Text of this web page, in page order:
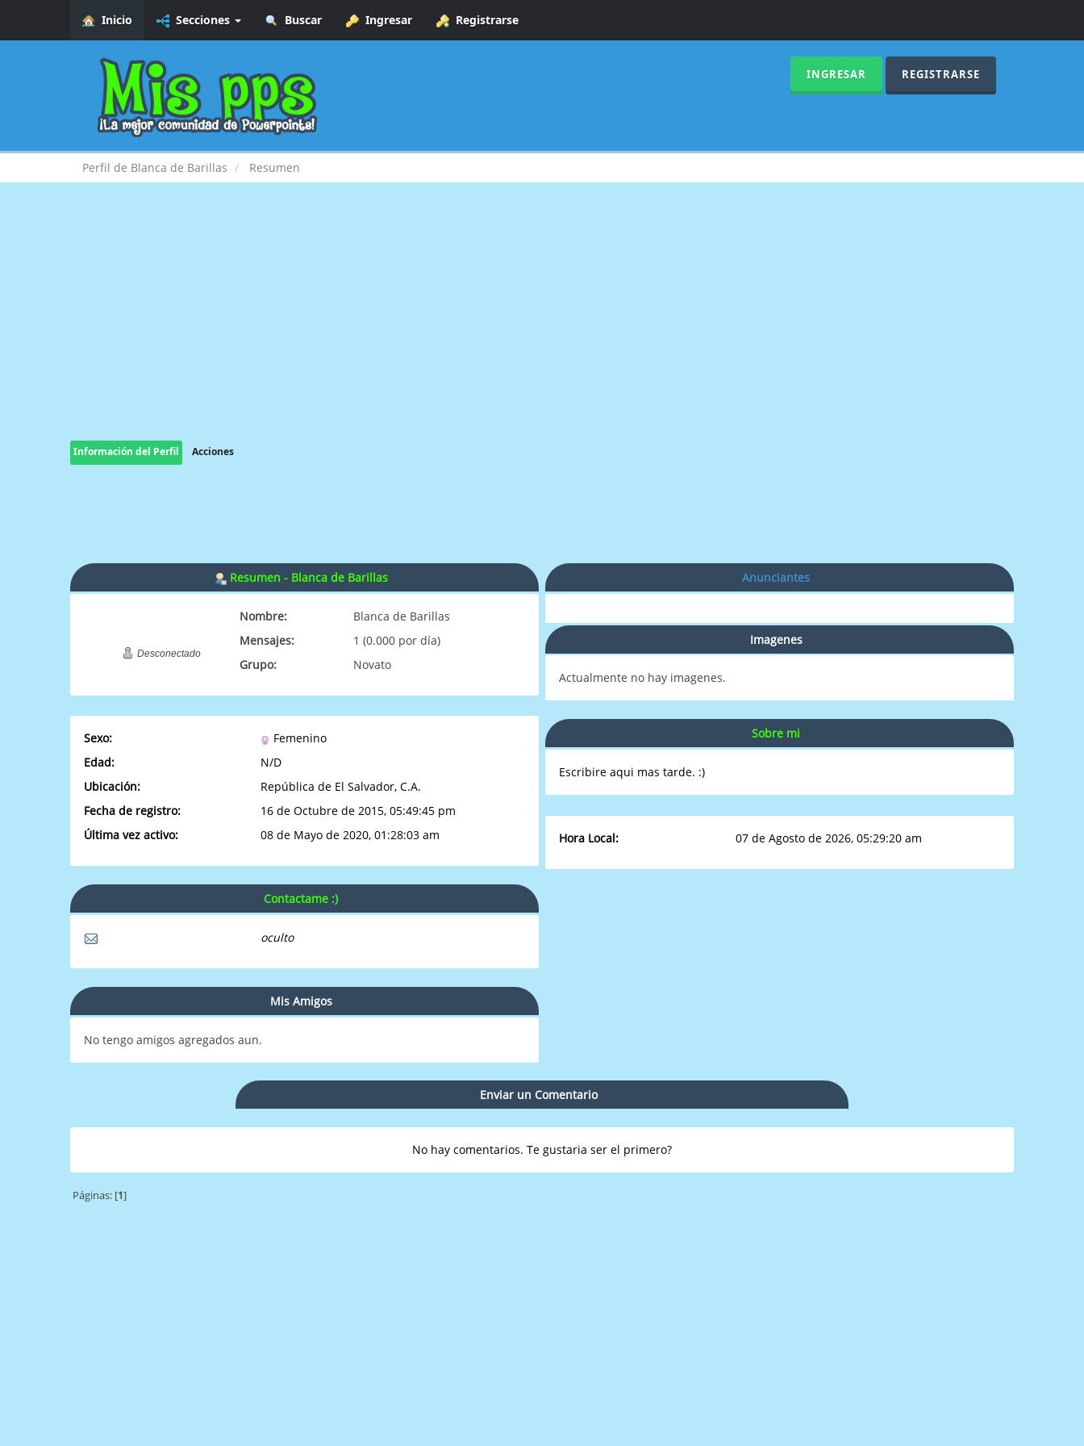
Inicio Secciones Buscar Ingresar Registrarse
INGRESAR REGISTRARSE
Perfil de Blanca de Barillas Resumen
Información del Perfil Acciones
Resumen - Blanca de Barillas
Desconectado
Nombre:
Blanca de Barillas
Mensajes:
1 (0.000 por día)
Grupo:
Novato
Sexo:
Femenino
Edad:
N/D
Ubicación:
República de El Salvador, C.A.
Fecha de registro:
16 de Octubre de 2015, 05:49:45 pm
Última vez activo:
08 de Mayo de 2020, 01:28:03 am
Contactame :)
oculto
Mis Amigos
No tengo amigos agregados aun.
Anunciantes
Imagenes
Actualmente no hay imagenes.
Sobre mi
Escribire aqui mas tarde. :)
Hora Local: 07 de Agosto de 2026, 05:29:20 am
Enviar un Comentario
No hay comentarios. Te gustaria ser el primero?
Páginas: [1]